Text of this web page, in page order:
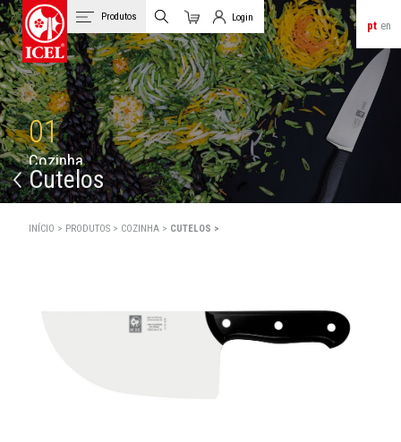
pt en
Produtos
Carrinho
Login
Login de Clientes
01
Cozinha
Cutelos
INÍCIO > PRODUTOS > COZINHA > CUTELOS >